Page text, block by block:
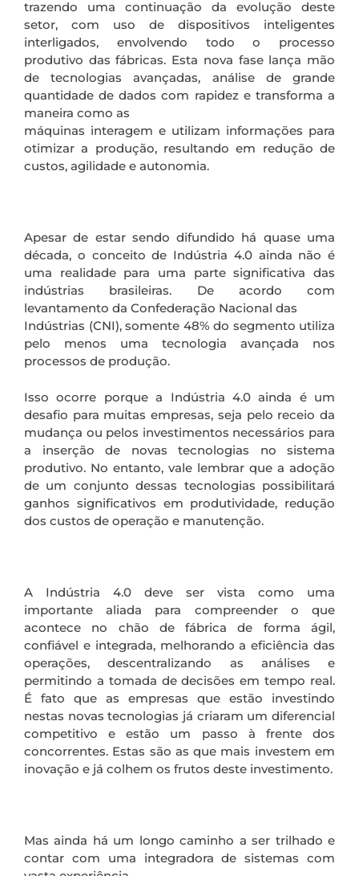
trazendo uma continuação da evolução deste
setor, com uso de dispositivos inteligentes
interligados, envolvendo todo o processo
produtivo das fábricas. Esta nova fase lança mão
de tecnologias avançadas, análise de grande
quantidade de dados com rapidez e transforma a
maneira como as
máquinas interagem e utilizam informações para
otimizar a produção, resultando em redução de
custos, agilidade e autonomia.
Apesar de estar sendo difundido há quase uma
década, o conceito de Indústria 4.0 ainda não é
uma realidade para uma parte significativa das
indústrias brasileiras. De acordo com
levantamento da Confederação Nacional das
Indústrias (CNI), somente 48% do segmento utiliza
pelo menos uma tecnologia avançada nos
processos de produção.
Isso ocorre porque a Indústria 4.0 ainda é um
desafio para muitas empresas, seja pelo receio da
mudança ou pelos investimentos necessários para
a inserção de novas tecnologias no sistema
produtivo. No entanto, vale lembrar que a adoção
de um conjunto dessas tecnologias possibilitará
ganhos significativos em produtividade, redução
dos custos de operação e manutenção.
A Indústria 4.0 deve ser vista como uma
importante aliada para compreender o que
acontece no chão de fábrica de forma ágil,
confiável e integrada, melhorando a eficiência das
operações, descentralizando as análises e
permitindo a tomada de decisões em tempo real.
É fato que as empresas que estão investindo
nestas novas tecnologias já criaram um diferencial
competitivo e estão um passo à frente dos
concorrentes. Estas são as que mais investem em
inovação e já colhem os frutos deste investimento.
Mas ainda há um longo caminho a ser trilhado e
contar com uma integradora de sistemas com